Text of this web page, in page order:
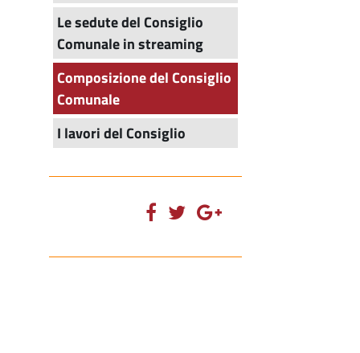
Le sedute del Consiglio
Comunale in streaming
Composizione del Consiglio
Comunale
I lavori del Consiglio